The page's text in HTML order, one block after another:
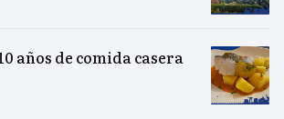
años de comida casera